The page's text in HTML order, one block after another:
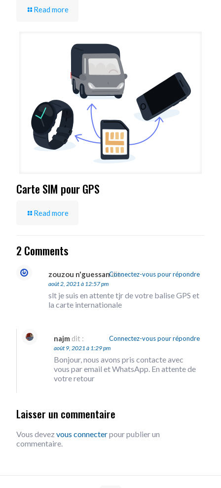
Read more
Carte SIM pour GPS
Read more
2 Comments
zouzou n'guessandit :
août 2, 2021 à 12:57 pm
slt je suis en attente tjr de votre balise GPS et
la carte internationale
Connectez-vous pour répondre
najm dit :
août 9, 2021 à 1:29 pm
Bonjour, nous avons pris contacte avec
vous par email et WhatsApp. En attente de
votre retour
Connectez-vous pour répondre
Laisser un commentaire
Vous devez vous connecterpour publier un
commentaire.